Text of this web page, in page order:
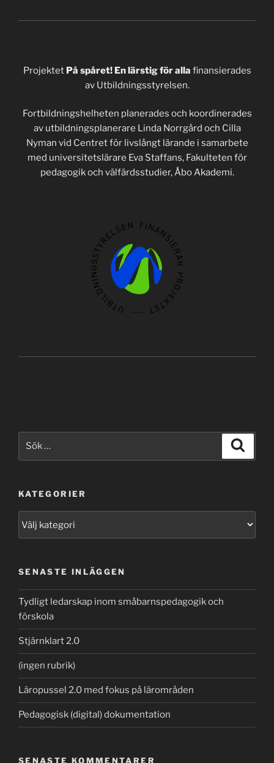
Projektet På spåret! En lärstig för alla finansierades
av Utbildningsstyrelsen.
Fortbildningshelheten planerades och koordinerades
av utbildningsplanerare Linda Norrgård och Cilla
Nyman vid Centret för livslångt lärande i samarbete
med universitetslärare Eva Staffans, Fakulteten för
pedagogik och välfärdsstudier, Åbo Akademi.
KATEGORIER
SENASTE INLÄGGEN
Tydligt ledarskap inom småbarnspedagogik och
förskola
Stjärnklart 2.0
(ingen rubrik)
Läropussel 2.0 med fokus på lärområden
Pedagogisk (digital) dokumentation
SENASTE KOMMENTARER